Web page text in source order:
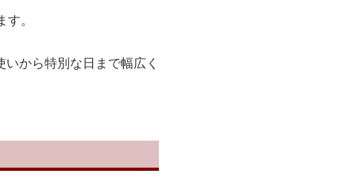
。
から特別な日まで幅広く